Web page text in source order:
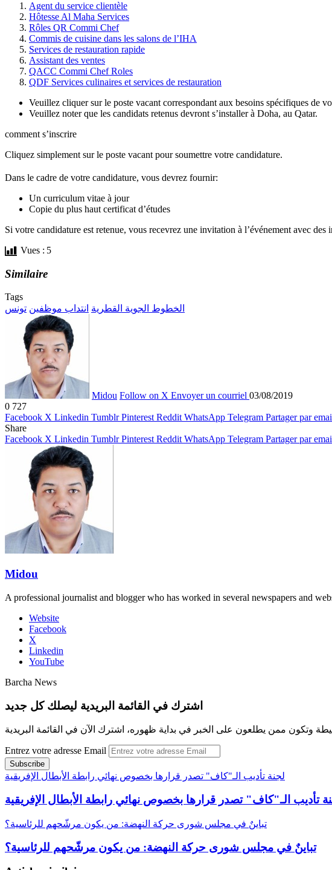
Agent du service clientèle
Hôtesse Al Maha Services
Rôles QR Commi Chef
Commis de cuisine dans les salons de l’IHA
Services de restauration rapide
Assistant des ventes
QACC Commi Chef Roles
QDF Services culinaires et services de restauration
Veuillez cliquer sur le poste vacant correspondant aux besoins spécifiques de
Veuillez noter que les candidats retenus devront s’installer à Doha, au Qatar.
comment s’inscrire
Cliquez simplement sur le poste vacant pour soumettre votre candidature.
Dans le cadre de votre candidature, vous devrez fournir:
Un curriculum vitae à jour
Copie du plus haut certificat d’études
Si votre candidature est retenue, vous recevrez une invitation à l’événement avec
Vues : 5
Similaire
Tags
الخطوط الجوية القطرية انتداب موظفين تونس
Midou Follow on X Envoyer un courriel 03/08/2019
0 727
Facebook X Linkedin Tumblr Pinterest Reddit WhatsApp Telegram Partager par
Share
Facebook X Linkedin Tumblr Pinterest Reddit WhatsApp Telegram Partager par
Midou
A professional journalist and blogger who has worked in several newspapers and
Website
Facebook
X
Linkedin
YouTube
Barcha News
اشترك في القائمة البريدية ليصلك كل جديد
وتكون ممن يطلعون على الخبر في بداية ظهوره، اشترك الآن في القائمة البريدية
Entrez votre adresse Email
لجنة تأديب الـ"كاف" تصدر قرارها بخصوص نهائي رابطة الأبطال الإفريقية
تأديب الـ"كاف" تصدر قرارها بخصوص نهائي رابطة الأبطال الإفريقية
تباينٌ في مجلس شورى حركة النهضة: من يكون مرشّحهم للرئاسية؟
تباينٌ في مجلس شورى حركة النهضة: من يكون مرشّحهم للرئاسية؟